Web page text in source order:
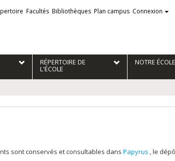
Facultés Bibliothèques Plan campus Connexion
RÉPERTOIRE DE
L'ÉCOLE
NOTRE ÉCOLE
sont conservés et consultables dans Papyrus , le